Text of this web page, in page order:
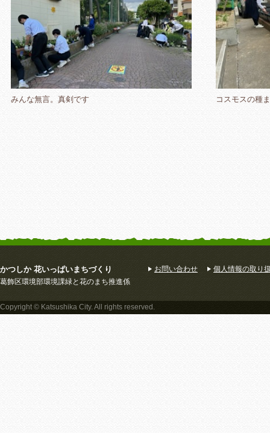
みんな無言。真剣です コスモスの種
かつしか 花いっぱいまちづくり
葛飾区環境部環境課緑と花のまち推進係
お問い合わせ 個人情報の取り
Copyright © Katsushika City. All rights reserved.